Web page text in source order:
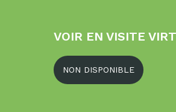
VOIR EN VISITE
NON DISPONIBLE